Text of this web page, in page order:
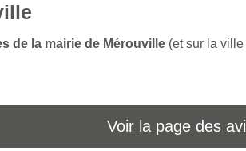
de la mairie de Mérouville (et sur la
Voir la page des